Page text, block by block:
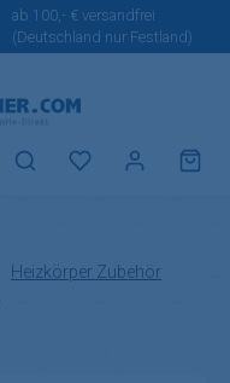
ab 100,- € versandfrei
(Deutschland nur Festland)
Du hast 0
Heizkörper Zubehör